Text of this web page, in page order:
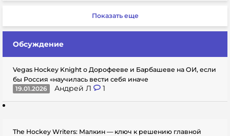
Показать еще
Обсуждение
Vegas Hockey Knight о Дорофееве и Барбашеве на ОИ, если
бы Россия «научилась вести себя иначе
19.01.2026
Андрей Л 1
The Hockey Writers: Малкин — ключ к решению главной